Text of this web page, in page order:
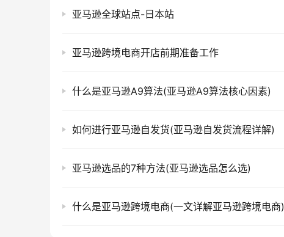
亚马逊全球站点-日本站
亚马逊跨境电商开店前期准备工作
什么是亚马逊A9算法(亚马逊A9算法核心因素)
如何进行亚马逊自发货(亚马逊自发货流程详解)
亚马逊选品的7种方法(亚马逊选品怎么选)
什么是亚马逊跨境电商(一文详解亚马逊跨境电商)